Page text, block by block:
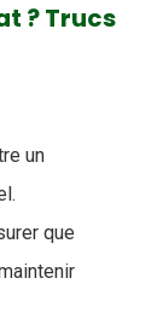
? Trucs
un
que